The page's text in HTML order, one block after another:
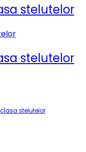
stelutelor
stelutelor
stelutelor